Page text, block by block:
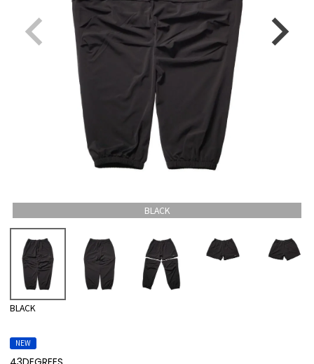
BLACK
BLACK
NEW